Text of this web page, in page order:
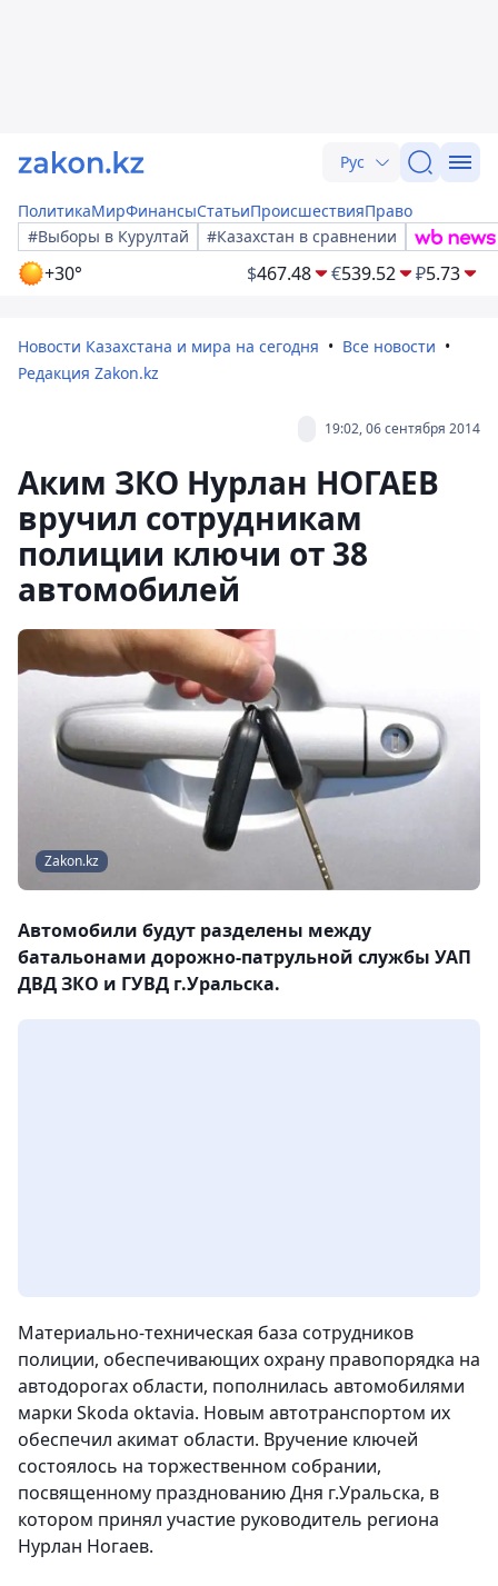
Рус
ПолитикаМирФинансыСтатьиПроисшествияПраво
#Выборы в Курултай
#Казахстан в сравнении
+30° $467.48 €539.52 ₽5.73
Новости Казахстана и мира на сегодня
Все новости
Редакция Zakon.kz
19:02, 06 сентября 2014
Аким ЗКО Нурлан НОГАЕВ
вручил сотрудникам
полиции ключи от 38
автомобилей
Zakon.kz
Автомобили будут разделены между
батальонами дорожно-патрульной службы УАП
ДВД ЗКО и ГУВД г.Уральска.
Материально-техническая база сотрудников
полиции, обеспечивающих охрану правопорядка на
автодорогах области, пополнилась автомобилями
марки Skoda oktavia. Новым автотранспортом их
обеспечил акимат области. Вручение ключей
состоялось на торжественном собрании,
посвященному празднованию Дня г.Уральска, в
котором принял участие руководитель региона
Нурлан Ногаев.